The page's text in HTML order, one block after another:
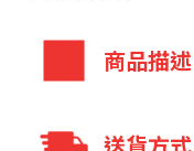
商品描述